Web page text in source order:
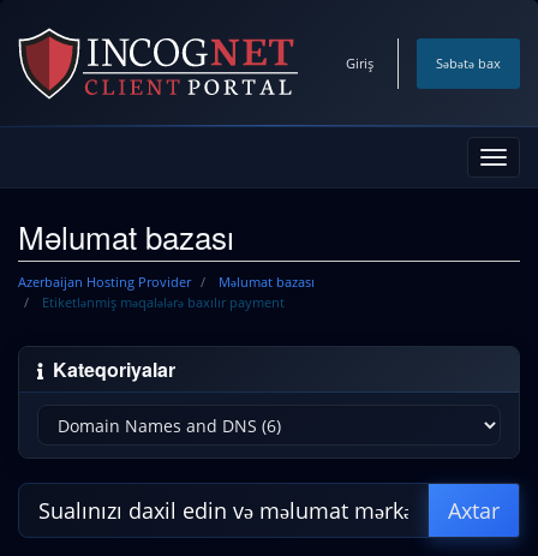
Giriş Səbətə bax
keçid
Məlumat bazası
Azerbaijan Hosting Provider
Məlumat bazası
Etiketlənmiş məqalələrə baxılır payment
Kateqoriyalar